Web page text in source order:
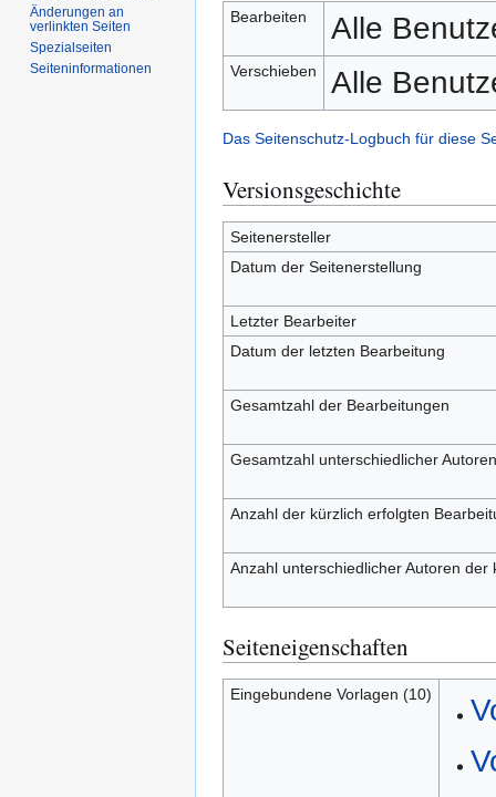
Bearbeiten Alle
Verschieben Alle
Das Seitenschutz-Logbuch für diese
Versionsgeschichte
Seitenersteller
Datum der Seitenerstellung
Letzter Bearbeiter
Datum der letzten Bearbeitung
Gesamtzahl der Bearbeitungen
Gesamtzahl unterschiedlicher Autoren
Anzahl der kürzlich erfolgten
Anzahl unterschiedlicher Autoren
Seiteneigenschaften
Eingebundene Vorlagen (10)
Änderungen an
verlinkten Seiten
Spezialseiten
Seiten­­informationen